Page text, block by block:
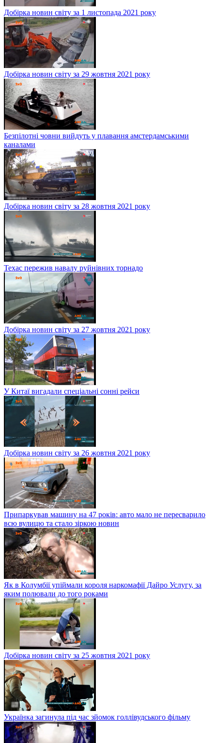
Добірка новин світу за 1 листопада 2021 року
Добірка новин світу за 29 жовтня 2021 року
Безпілотні човни вийдуть у плавання амстердамськими
каналами
Добірка новин світу за 28 жовтня 2021 року
Техас пережив навалу руйнівних торнадо
Добірка новин світу за 27 жовтня 2021 року
У Китаї вигадали спеціальні сонні рейси
Добірка новин світу за 26 жовтня 2021 року
Припаркував машину на 47 років: авто мало не пересварило
всю вулицю та стало зіркою новин
Як в Колумбії упіймали короля наркомафії Дайро Услугу, за
яким полювали до того роками
Добірка новин світу за 25 жовтня 2021 року
Українка загинула під час зйомок голлівудського фільму